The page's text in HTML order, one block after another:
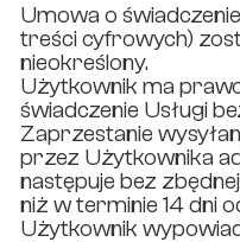
Umowa o
treści cyfrowych)
nieokreślony.
Użytkownik ma
świadczenie Usługi
Zaprzestanie
przez Użytkownika
następuje bez
niż w terminie 14 dni
Użytkownik